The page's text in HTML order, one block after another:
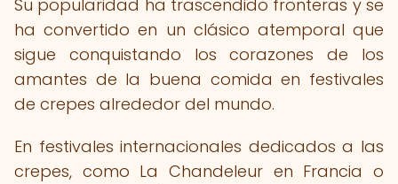
Su popularidad ha trascendido fronteras y se
ha convertido en un clásico atemporal que
sigue conquistando los corazones de los
amantes de la buena comida en festivales
de crepes alrededor del mundo.
En festivales internacionales dedicados a las
crepes, como La Chandeleur en Francia o